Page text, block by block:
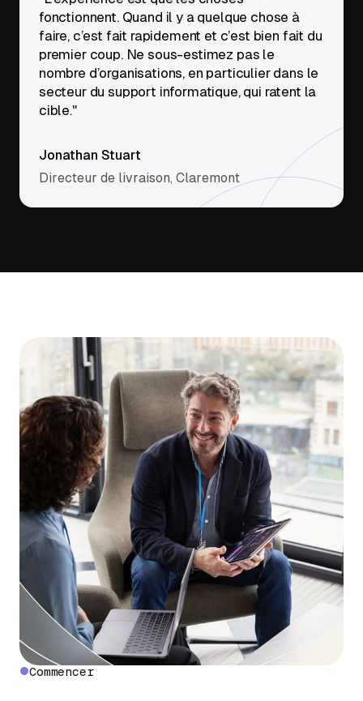
fonctionnent. Quand il y a quelque chose à
faire, c’est fait rapidement et c’est bien fait du
premier coup. Ne sous-estimez pas le
nombre d’organisations, en particulier dans le
secteur du support informatique, qui ratent la
cible."
Jonathan Stuart
Directeur de livraison, Claremont
Commencer